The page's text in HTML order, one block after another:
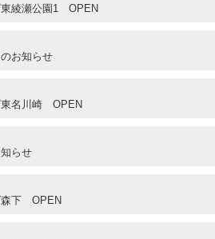
綾瀬公園1 OPEN
お知らせ
東名川崎 OPEN
らせ
森下 OPEN